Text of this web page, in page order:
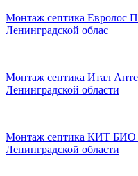
Монтаж септика Евролос
Ленинградской облас
Монтаж септика Итал
Ленинградской области
Монтаж септика КИТ БИО
Ленинградской области